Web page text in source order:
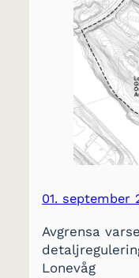
01. september
Avgrensa
Lonevåg